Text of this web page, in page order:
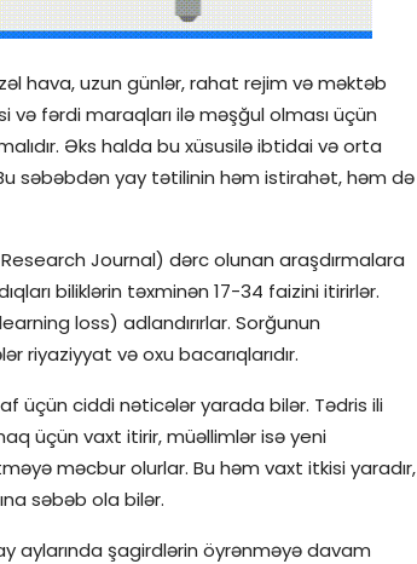
hava, uzun günlər, rahat rejim və məktəb
fərdi maraqları ilə məşğul olması üçün
Əks halda bu xüsusilə ibtidai və orta
səbəbdən yay tətilinin həm istirahət, həm də
Journal) dərc olunan araşdırmalara
biliklərin təxminən 17-34 faizini itirirlər.
loss) adlandırırlar. Sorğunun
riyaziyyat və oxu bacarıqlarıdır.
üçün ciddi nəticələr yarada bilər. Tədris ili
üçün vaxt itirir, müəllimlər isə yeni
məcbur olurlar. Bu həm vaxt itkisi yaradır,
səbəb ola bilər.
aylarında şagirdlərin öyrənməyə davam